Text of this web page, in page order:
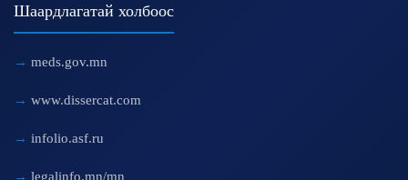
Шаардлагатай холбоос
meds.gov.mn
www.dissercat.com
infolio.asf.ru
legalinfo.mn/mn